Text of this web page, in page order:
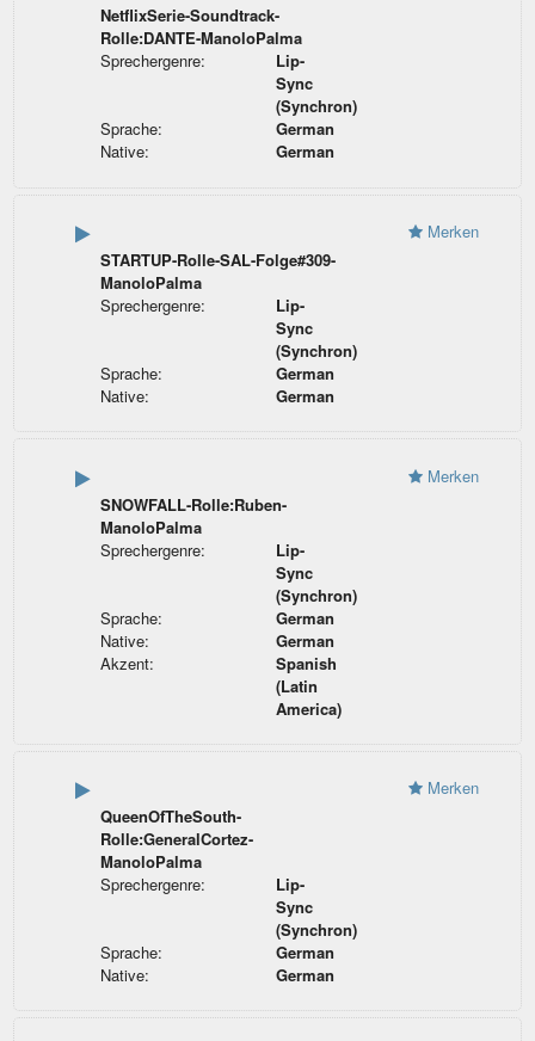
NetflixSerie-Soundtrack-
Rolle:DANTE-ManoloPalma
Sprechergenre:
Lip-
Sync
(Synchron)
Sprache:
German
Native:
German
STARTUP-Rolle-SAL-Folge#309-
ManoloPalma
Sprechergenre:
Lip-
Sync
(Synchron)
Sprache:
German
Native:
German
Merken
SNOWFALL-Rolle:Ruben-
ManoloPalma
Sprechergenre:
Lip-
Sync
(Synchron)
Sprache:
German
Native:
German
Akzent:
Spanish
(Latin
America)
Merken
QueenOfTheSouth-
Rolle:GeneralCortez-
ManoloPalma
Sprechergenre:
Lip-
Sync
(Synchron)
Sprache:
German
Native:
German
Merken